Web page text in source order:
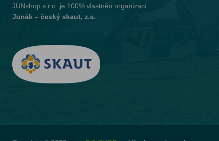
JUNshop s.r.o.
je 100% vlastněn organizací
Junák – český skaut, z.s.